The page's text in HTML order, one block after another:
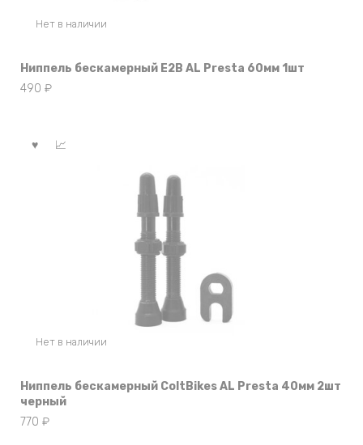
Нет в наличии
Ниппель бескамерный E2B AL Presta 60мм 1шт
490 ₽
Нет в наличии
Ниппель бескамерный ColtBikes AL Presta 40мм 2шт
черный
770 ₽